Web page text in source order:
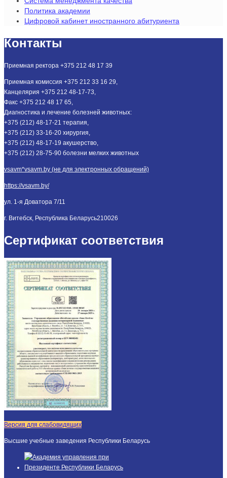
Политика академии
Цифровой кабинет иностранного абитуриента
Контакты
Приемная ректора +375 212 48 17 39
Приемная комиссия +375 212 33 16 29,
Канцелярия +375 212 48-17-73,
Факс +375 212 48 17 65,
Диагностика и лечение болезней животных:
+375 (212) 48-17-21 терапия,
+375 (212) 33-16-20 хирургия,
+375 (212) 48-17-19 акушерство,
+375 (212) 28-75-90 болезни мелких животных
vsavm*vsavm.by (не для электронных обращений)
https://vsavm.by/
ул. 1-я Доватора 7/11
г. Витебск, Республика Беларусь210026
Сертификат соответствия
Версия для слабовидящих
Высшие учебные заведения Республики Беларусь